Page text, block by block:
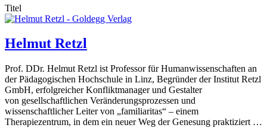
Titel
Helmut Retzl
Prof. DDr. Helmut Retzl ist Professor für Humanwissenschaften an
der Pädagogischen Hochschule in Linz, Begründer der Institut Retzl
GmbH, erfolgreicher Konfliktmanager und Gestalter
von gesellschaftlichen Veränderungsprozessen und
wissenschaftlicher Leiter von „familiaritas“ – einem
Therapiezentrum, in dem ein neuer Weg der Genesung praktiziert …